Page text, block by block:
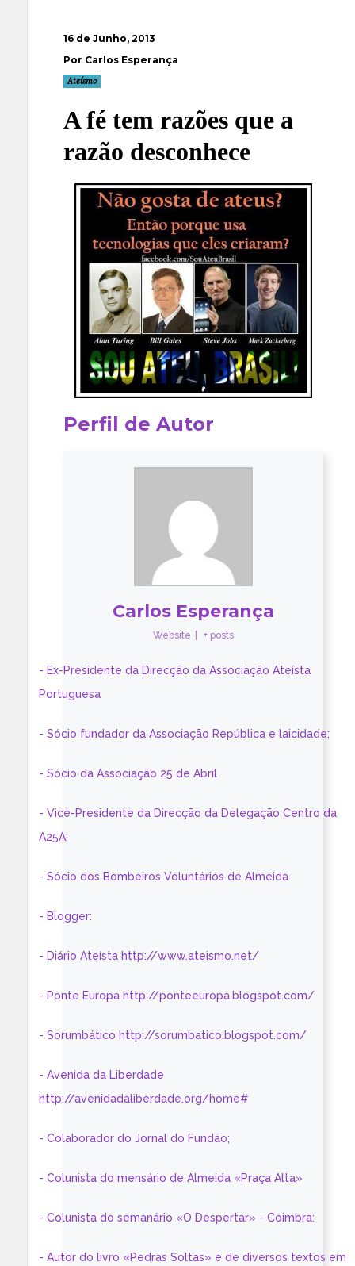
16 de Junho, 2013
Por Carlos Esperança
Ateísmo
A fé tem razões que a
razão desconhece
Perfil de Autor
Carlos Esperança
Website + posts
- Ex-Presidente da Direcção da Associação Ateísta
Portuguesa
- Sócio fundador da Associação República e laicidade;
- Sócio da Associação 25 de Abril
- Vice-Presidente da Direcção da Delegação Centro da
A25A;
- Sócio dos Bombeiros Voluntários de Almeida
- Blogger:
- Diário Ateísta http://www.ateismo.net/
- Ponte Europa http://ponteeuropa.blogspot.com/
- Sorumbático http://sorumbatico.blogspot.com/
- Avenida da Liberdade
http://avenidadaliberdade.org/home#
- Colaborador do Jornal do Fundão;
- Colunista do mensário de Almeida «Praça Alta»
- Colunista do semanário «O Despertar» - Coimbra:
- Autor do livro «Pedras Soltas» e de diversos textos em